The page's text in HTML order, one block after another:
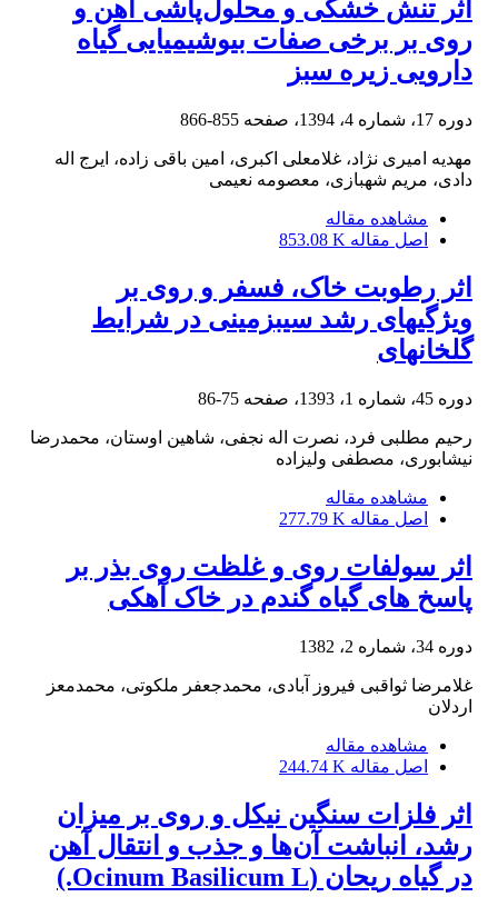
اثر تنش خشکی و محلول‌پاشی آهن و
روی بر برخی صفات بیوشیمیایی گیاه
دارویی زیره ‌سبز
دوره 17، شماره 4، 1394، صفحه 855-866
مهدیه امیری نژاد، غلامعلی اکبری، امین باقی زاده، ایرج اله
دادی، مریم شهبازی، معصومه نعیمی
مشاهده مقاله
اصل مقاله 853.08 K
اثر رطوبت خاک، فسفر و روی بر
ویژگی‏های رشد سیب‏زمینی در شرایط
گلخانه‏ای
دوره 45، شماره 1، 1393، صفحه 75-86
رحیم مطلبی فرد، نصرت اله نجفی، شاهین اوستان، محمدرضا
نیشابوری، مصطفی ولیزاده
مشاهده مقاله
اصل مقاله 277.79 K
اثر سولفات روی و غلظت روی بذر بر
پاسخ های گیاه گندم در خاک آهکی
دوره 34، شماره 2، 1382
غلامرضا ثواقبی فیروز آبادی، محمدجعفر ملکوتی، محمدمعز
اردلان
مشاهده مقاله
اصل مقاله 244.74 K
اثر فلزات سنگین نیکل و روی بر میزان
رشد، انباشت آن‌ها و جذب و انتقال آهن
در گیاه ریحان (Ocinum Basilicum L.)